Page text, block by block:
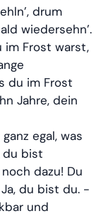
drum
wiedersehn’.
im Frost warst,
du im Frost
Jahre, dein
egal, was
du bist
dazu! Du
du bist du. -
und